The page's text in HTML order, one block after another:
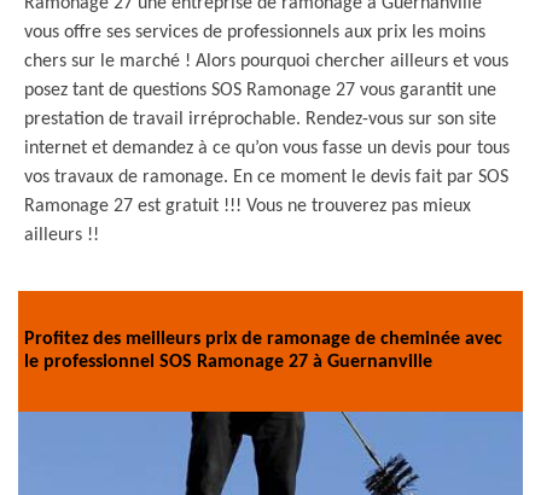
vous offre ses services de professionnels aux prix les moins
chers sur le marché ! Alors pourquoi chercher ailleurs et vous
posez tant de questions SOS Ramonage 27 vous garantit une
prestation de travail irréprochable. Rendez-vous sur son site
internet et demandez à ce qu’on vous fasse un devis pour tous
vos travaux de ramonage. En ce moment le devis fait par SOS
Ramonage 27 est gratuit !!! Vous ne trouverez pas mieux
ailleurs !!
Profitez des meilleurs prix de ramonage de cheminée avec
le professionnel SOS Ramonage 27 à Guernanville